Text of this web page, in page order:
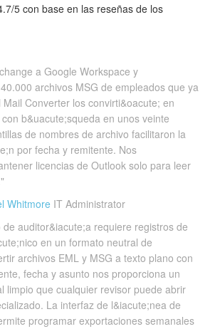
5 con base en las reseñas de los
a Google Workspace y
archivos MSG de empleados que ya
Converter los convirti&oacute; en
b&uacute;squeda en unos veinte
de nombres de archivo facilitaron la
por fecha y remitente. Nos
licencias de Outlook solo para leer
Whitmore IT Administrator
auditor&iacute;a requiere registros de
en un formato neutral de
archivos EML y MSG a texto plano con
fecha y asunto nos proporciona un
limpio que cualquier revisor puede abrir
La interfaz de l&iacute;nea de
programar exportaciones semanales